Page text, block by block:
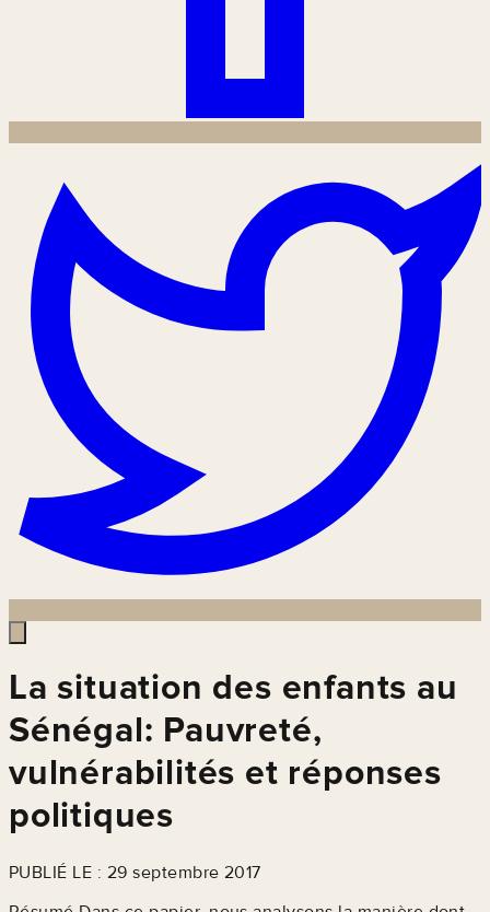
La situation des enfants au
Sénégal: Pauvreté,
vulnérabilités et réponses
politiques
PUBLIÉ LE : 29 septembre 2017